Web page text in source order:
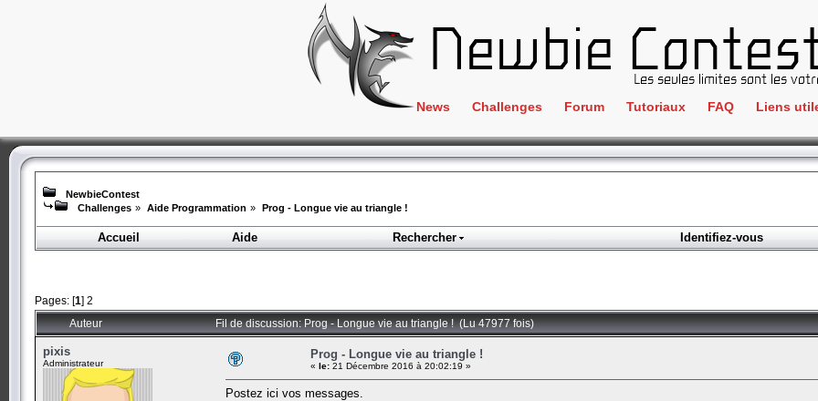
News Challenges
Crackme
ClientSide
Forensics
Programmation
Wargame
Forum Tutoriaux FAQ Liens
IRC
NewbieContest
Challenges » Aide Programmation » Prog - Longue vie au triangle !
Accueil
Aide Rechercher Identifiez-vous
Pages: [1] 2
Auteur Fil de discussion: Prog - Longue vie au triangle ! (Lu 47977 fois)
pixis
Administrateur
Prog - Longue vie au triangle !
« le: 21 Décembre 2016 à 20:02:19 »
Postez ici vos messages.